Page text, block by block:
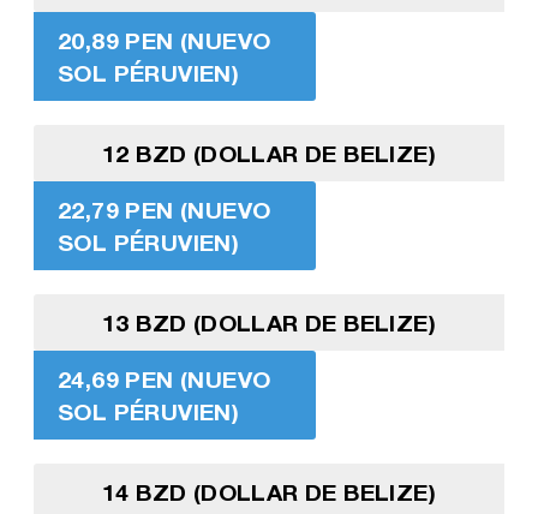
20,89 PEN (NUEVO
SOL PÉRUVIEN)
12 BZD (DOLLAR DE BELIZE)
22,79 PEN (NUEVO
SOL PÉRUVIEN)
13 BZD (DOLLAR DE BELIZE)
24,69 PEN (NUEVO
SOL PÉRUVIEN)
14 BZD (DOLLAR DE BELIZE)